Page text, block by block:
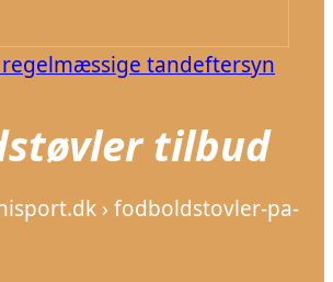
tandeftersyn
tilbud
› fodboldstovler-pa-